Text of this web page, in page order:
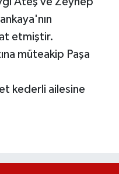
etmiştir.
müteakip Paşa
kederli ailesine